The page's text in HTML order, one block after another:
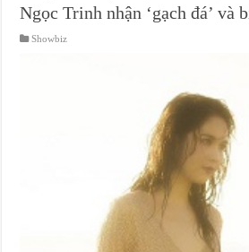
Ngọc Trinh nhận ‘gạch đá’ và
Showbiz